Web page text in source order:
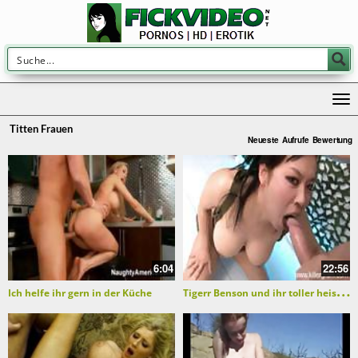
Titten Frauen
Neueste Aufrufe Bewertung
6:04
Ich helfe ihr gern in der Küche
22:56
T
igerr Benson und ihr toller heisser Arsch